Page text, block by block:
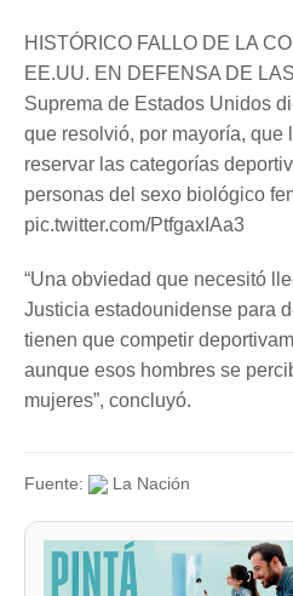
HISTÓRICO FALLO DE LA
EE.UU. EN DEFENSA DE
Suprema de Estados Unidos
que resolvió, por mayoría, que
reservar las categorías
personas del sexo biológico
pic.twitter.com/PtfgaxIAa3
“Una obviedad que necesitó
Justicia estadounidense para
tienen que competir
aunque esos hombres se
mujeres”, concluyó.
Fuente: La Nación